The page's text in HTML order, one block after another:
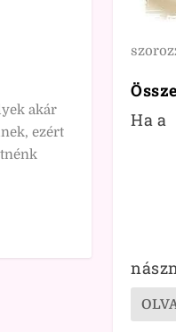
akár
ezért
Ha a